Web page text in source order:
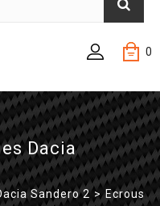
0
Dacia
Sandero 2 > Ecrous